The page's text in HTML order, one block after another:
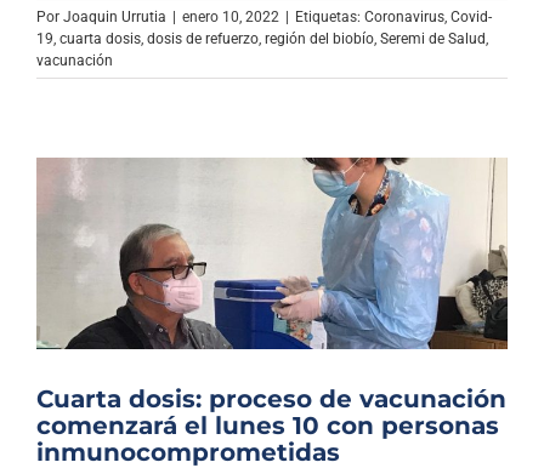
Por Joaquin Urrutia | enero 10, 2022 | Etiquetas: Coronavirus Covid-
19 cuarta dosis dosis de refuerzo región del biobío Seremi de Salud
vacunación
Cuarta dosis: proceso de vacunación
comenzará el lunes 10 con personas
inmunocomprometidas